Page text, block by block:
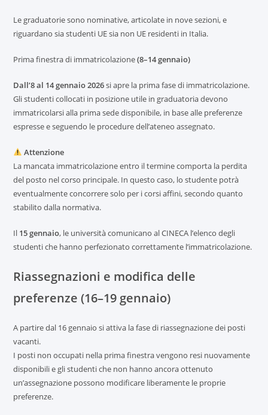
Le graduatorie sono nominative, articolate in nove sezioni, e
riguardano sia studenti UE sia non UE residenti in Italia.
Prima finestra di immatricolazione(8–14 gennaio)
Dall’8 al 14 gennaio 2026si apre la prima fase di immatricolazione.
Gli studenti collocati in posizione utile in graduatoria devono
immatricolarsi alla prima sede disponibile, in base alle preferenze
espresse e seguendo le procedure dell’ateneo assegnato.
Attenzione
La mancata immatricolazione entro il termine comporta la perdita
del posto nel corso principale. In questo caso, lo studente potrà
eventualmente concorrere solo per i corsi affini, secondo quanto
stabilito dalla normativa.
Il 15 gennaio, le università comunicano al CINECA l’elenco degli
studenti che hanno perfezionato correttamente l’immatricolazione.
Riassegnazioni e modifica delle
preferenze (16–19 gennaio)
A partire dal 16 gennaio si attiva la fase di riassegnazione dei posti
vacanti.
I posti non occupati nella prima finestra vengono resi nuovamente
disponibili e gli studenti che non hanno ancora ottenuto
un’assegnazione possono modificare liberamente le proprie
preferenze.